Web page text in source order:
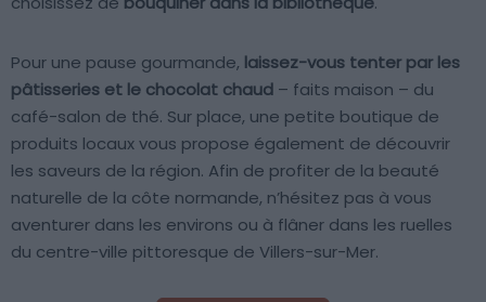
Pour une pause gourmande, laissez-vous tenter par les
pâtisseries et le chocolat chaud – faits maison – du
café-salon de thé. Sur place, une petite boutique de
produits locaux vous propose également de découvrir
les saveurs de la région. Afin de profiter de la beauté
naturelle de la côte normande, n’hésitez pas à vous
aventurer dans les environs ou à flâner dans les ruelles
du centre-ville pittoresque de Villers-sur-Mer.